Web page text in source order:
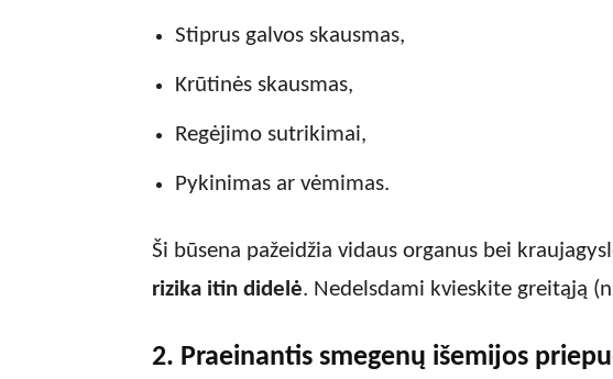
Stiprus galvos skausmas,
Krūtinės skausmas,
Regėjimo sutrikimai,
Pykinimas ar vėmimas.
Ši būsena pažeidžia vidaus organus bei
rizika itin didelė. Nedelsdami kvieskite greitąją
2. Praeinantis smegenų išemijos